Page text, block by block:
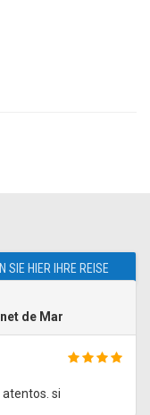
SIE HIER IHRE REISE
de Mar
si